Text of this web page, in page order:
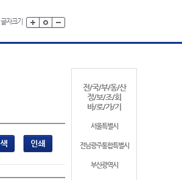
글자크기
전/국/부/동/산
정/보/조/회
바/로/가/기
서울특별시
전남광주통합특별시
부산광역시